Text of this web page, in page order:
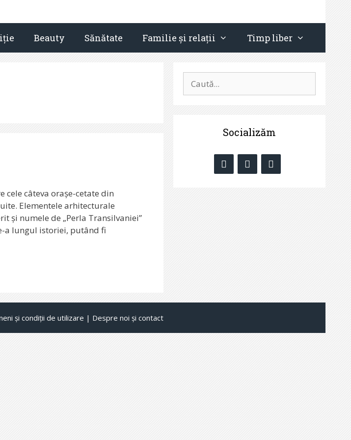
Beauty Sănătate Familie și relații Timp liber
cele câteva orașe-cetate din
Elementele arhitecturale
și numele de „Perla Transilvaniei”
a lungul istoriei, putând fi
după:
Socializăm
și condiții de utilizare | Despre noi și contact